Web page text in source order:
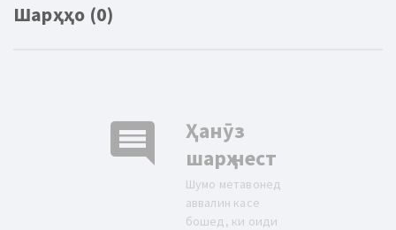
Шарҳҳо (0)
comment
Ҳанӯз
шарҳ нест
Шумо метавонед
аввалин касе
бошед, ки оиди